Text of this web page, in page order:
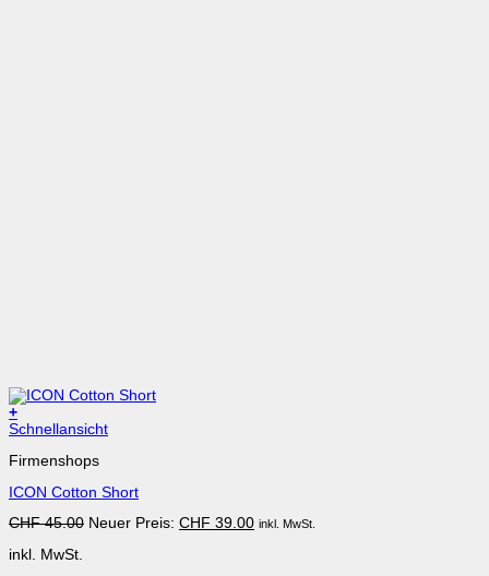
+
Dieses
weist
Varianten
Die
können
Schnellansicht
Firmenshops
ICON Cotton Short
CHF45.00 Ursprünglicher
Neuer Preis: CHF 39.00Aktueller
inkl. MwSt.
inkl. MwSt.